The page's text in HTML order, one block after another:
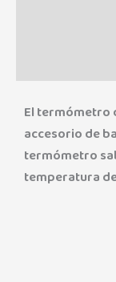
El termómetro
accesorio de
termómetro
temperatura